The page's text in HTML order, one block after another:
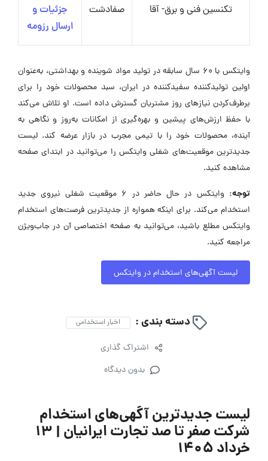
تکنسین فنی و برق- آقا صفادشت
جزئیات و
ارسال رزومه
وایتکس با 60 سال سابقه در تولید مواد شوینده و بهداشتی، به‌عنوان
اولین تولیدکننده سفیدکننده در ایران، سبد محصولات خود را برای
برطرف‌کردن نیازهای روز مشتریان گسترش داده است. او تلاش می‌کند
با حفظ ارزش‌های پیشین و بهره‌گیری از امکانات به‌روز و نگاهی به
آینده، محصولات خود را با تیمی مجرب در بازار عرضه کند. لیست
جدیدترین موقعیت‌های شغلی وایتکس را می‌توانید در ابتدای صفحه
مشاهده کنید.
توجه:
وایتکس در حال حاضر در ۶ موقعیت شغلی نیروی جدید
استخدام می‌کند. برای اینکه همواره از جدیدترین فرصت‌های استخدام
وایتکس مطلع باشید، می‌توانید به صفحه اختصاصی آن در جاب‌ویژن
مراجعه کنید.
لیست آگهی‌های استخدام در وایتکس
دسته بندی : اخبار استخدامی
اشتراک گذاری
بدون دیدگاه
لیست جدیدترین آگهی‌های استخدام
شرکت صفر تا صد تجارت ایرانیان | ۱۳
خرداد ۱۴۰۵